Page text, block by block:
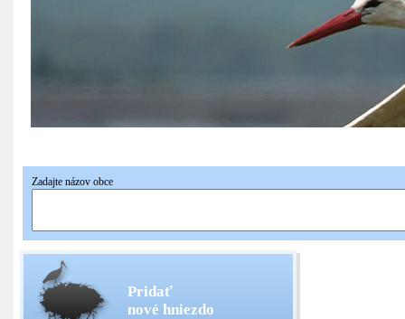
Zadajte názov obce
Pridať
nové hniezdo